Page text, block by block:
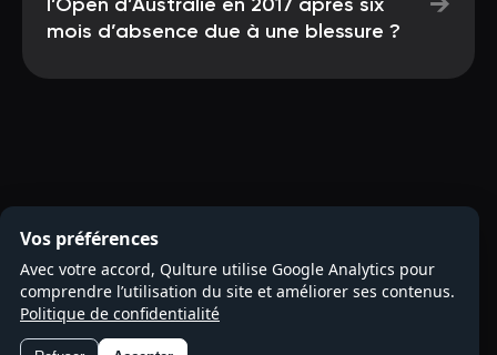
l’Open d’Australie en 2017 après six
mois d’absence due à une blessure ?
→
Vos préférences
Avec votre accord, Qulture utilise Google Analytics pour
comprendre l’utilisation du site et améliorer ses contenus.
Politique de confidentialité